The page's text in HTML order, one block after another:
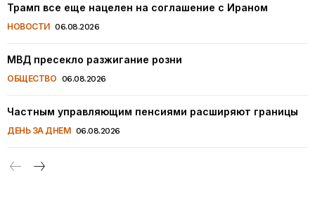
Трамп все еще нацелен на соглашение с Ираном
НОВОСТИ 06.08.2026
МВД пресекло разжигание розни
ОБЩЕСТВО 06.08.2026
Частным управляющим пенсиями расширяют границы
ДЕНЬ ЗА ДНЕМ 06.08.2026